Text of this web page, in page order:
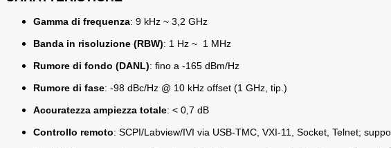
Gamma di frequenza: 9 kHz ~ 3,2 GHz
Banda in risoluzione (RBW): 1 Hz ~ 1 MHz
Rumore di fondo (DANL): fino a -165 dBm/Hz
Rumore di fase: -98 dBc/Hz @ 10 kHz offset (1 GHz, tip.)
Accuratezza ampiezza totale: < 0,7 dB
Controllo remoto: SCPI/Labview/IVI via USB-TMC, VXI-11, Socket, Telnet;